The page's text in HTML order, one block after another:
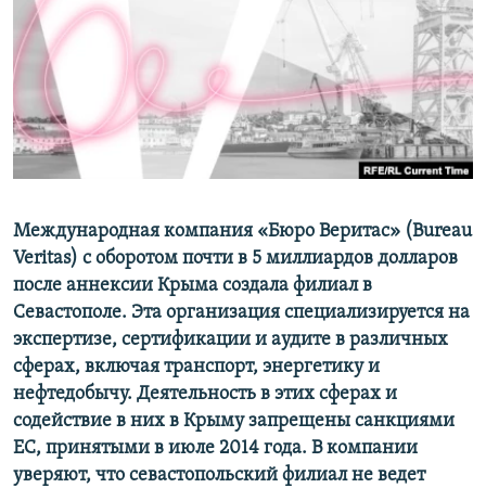
ПРОПАВШИЕ БЕЗ ВЕСТИ
ПОБЕДИТЕЛЕЙ НЕ СУДЯТ?
КРЫМ.НЕПОКОРЕННЫЙ
ELIFBE
УКРАИНСКАЯ ПРОБЛЕМА КРЫМА
ПРИСОЕДИНЯЙТЕСЬ!
Международная компания «Бюро Веритас» (Bureau
Veritas) с оборотом почти в 5 миллиардов долларов
после аннексии Крыма создала филиал в
Севастополе. Эта организация специализируется на
экспертизе, сертификации и аудите в различных
сферах, включая транспорт, энергетику и
нефтедобычу. Деятельность в этих сферах и
содействие в них в Крыму запрещены санкциями
ЕС, принятыми в июле 2014 года. В компании
уверяют, что севастопольский филиал не ведет